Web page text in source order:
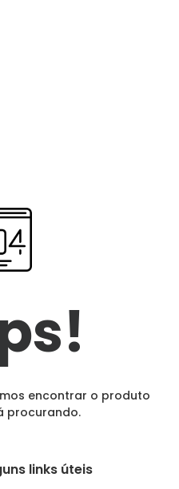
encontrar o produto
procurando.
links úteis